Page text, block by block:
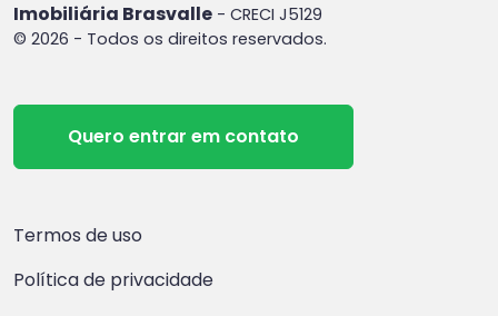
Imobiliária Brasvalle - CRECI J5129
© 2026 - Todos os direitos reservados.
Quero entrar em contato
Termos de uso
Política de privacidade